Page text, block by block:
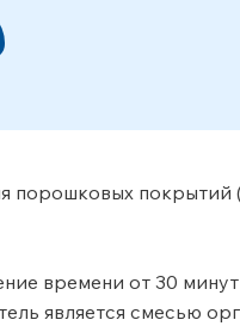
порошковых покрытий
времени от 30
является смесью